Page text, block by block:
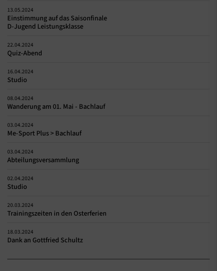
13.05.2024
Einstimmung auf das Saisonfinale
D-Jugend Leistungsklasse
22.04.2024
Quiz-Abend
16.04.2024
Studio
08.04.2024
Wanderung am 01. Mai - Bachlauf
03.04.2024
Me-Sport Plus > Bachlauf
03.04.2024
Abteilungsversammlung
02.04.2024
Studio
20.03.2024
Trainingszeiten in den Osterferien
18.03.2024
Dank an Gottfried Schultz